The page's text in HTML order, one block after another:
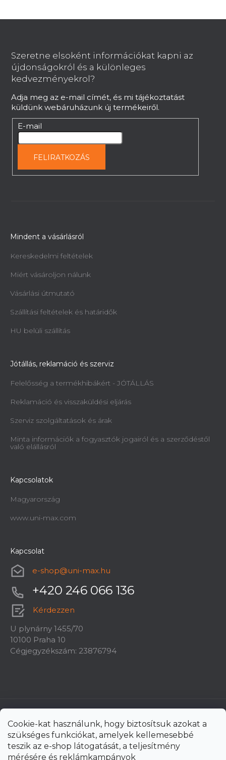
Cookie-kat használunk, hogy biztosítsuk azokat a
szükséges funkciókat, amelyek kellemesebbé
teszik az e-shop látogatását, a teljesítmény
mérésére és reklámkampányok
Szeretne elsoként információkat kapni az
újdonságokról és a különleges
kedvezményekrol?
Adja meg az e-mail címét, és mi tájékoztatást
küldünk webáruházunk új termékeiről.
E-mail
FELIRATKOZÁS
Mindent a vásárlásról
Kereskedelmi feltételek
Miért vásároljon nálunk
Vásárlási útmutató
Szállítási feltételek és határidők
HU belüli szállítás
Jótállás, reklamáció és szerviz
Felelősség a termékhibákért - JÓTÁLLÁS
Reklamáció és visszaküldési eljárás
Szerviz szolgáltatások és árak
Minta információk a fogyasztók jogairól és a szerződéstől
való elállásról
Kapcsolatok
Magyarország
www.uni-max.com
Kapcsolat
e-shop@uni-max.hu
+420 246 066 136
Kérdezzen
U plynárny 1455/70
10100 Praha 10
Cégjegyzékszám: 23876794